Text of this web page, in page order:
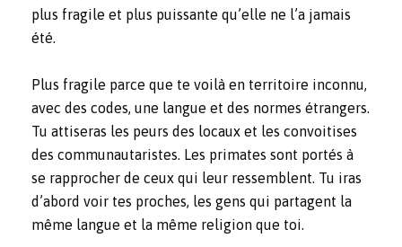
plus fragile et plus puissante qu’elle ne l’a jamais
été.
Plus fragile parce que te voilà en territoire inconnu,
avec des codes, une langue et des normes étrangers.
Tu attiseras les peurs des locaux et les convoitises
des communautaristes. Les primates sont portés à
se rapprocher de ceux qui leur ressemblent. Tu iras
d’abord voir tes proches, les gens qui partagent la
même langue et la même religion que toi.